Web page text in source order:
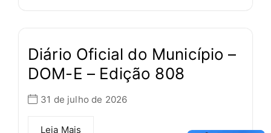
Diário Oficial do Município –
DOM-E – Edição 808
31 de julho de 2026
Leia Mais